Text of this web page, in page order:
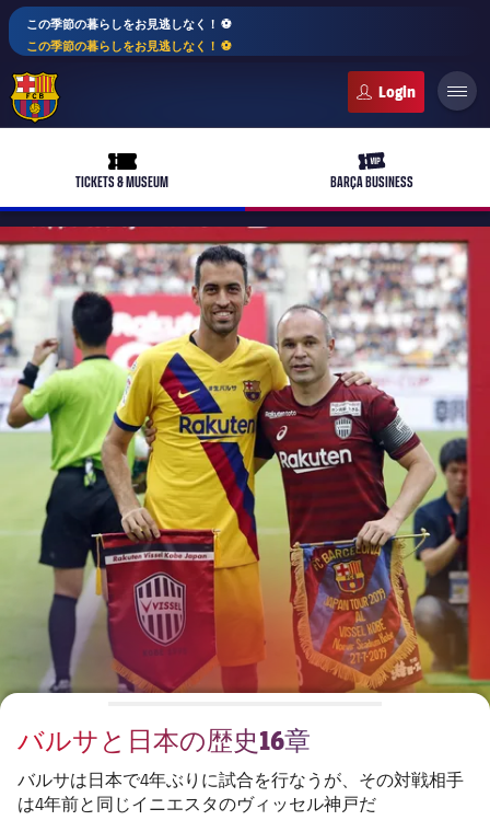
この季節の暮らしをお見逃しなく！ ⚽️
この季節の暮らしをお見逃しなく！ ⚽️
ticket-full
TICKETS & MUSEUM
ticket-vip
BARÇA BUSINESS
plusicon
label.aria.plus
バルサアカデミー
plusicon
label.aria.plus
10年毎
会長
レジェンド
監督
plusicon
label.aria.plus
プレスパス
Facilities
PLUSICON
LABEL.ARIA.PLUS
トップチーム
女子サッカー
plusicon
label.aria.plus
スケジュール
チケット
結果
順位表
バルサAtlètic
plusicon
label.aria.plus
スケジュール
チケット
結果
順位表
PLUSICON
LABEL.ARIA.PLUS
トップチーム
plusicon
label.aria.plus
スケジュール
チケット
結果
順位表
PLUSICON
LABEL.ARIA.PLUS
トップチーム
スケジュール
チケット
PLUSICON
LABEL.ARIA.PLUS
トップチーム
バルサと日本の歴史16章
バルサは日本で4年ぶりに試合を行なうが、その対戦相手
は4年前と同じイニエスタのヴィッセル神戸だ